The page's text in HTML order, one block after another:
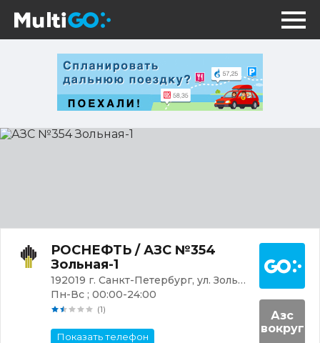
АЗС
РОСНЕФТЬ / АЗС №354
Зольная-1
192019 г. Санкт-Петербург, ул. Зольная, 1А
Пн-Вс ; 00:00-24:00
(1)
Показать телефон
Азс
вокруг